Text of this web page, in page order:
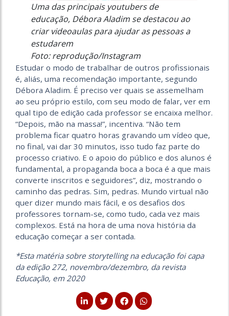
Uma das principais youtubers de
educação, Débora Aladim se destacou ao
criar videoaulas para ajudar as pessoas a
estudarem
Foto: reprodução/Instagram
Estudar o modo de trabalhar de outros profissionais
é, aliás, uma recomendação importante, segundo
Débora Aladim. É preciso ver quais se assemelham
ao seu próprio estilo, com seu modo de falar, ver em
qual tipo de edição cada professor se encaixa melhor.
“Depois, mão na massa!”, incentiva. “Não tem
problema ficar quatro horas gravando um vídeo que,
no final, vai dar 30 minutos, isso tudo faz parte do
processo criativo. E o apoio do público e dos alunos é
fundamental, a propaganda boca a boca é a que mais
converte inscritos e seguidores”, diz, mostrando o
caminho das pedras. Sim, pedras. Mundo virtual não
quer dizer mundo mais fácil, e os desafios dos
professores tornam-se, como tudo, cada vez mais
complexos. Está na hora de uma nova história da
educação começar a ser contada.
*Esta matéria sobre storytelling na educação foi capa
da edição 272, novembro/dezembro, da revista
Educação, em 2020